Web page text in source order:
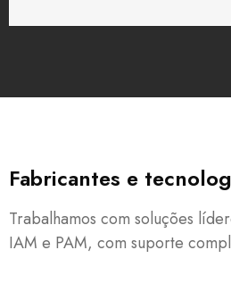
Fabricantes e
Trabalhamos com soluções
IAM e PAM, com suporte